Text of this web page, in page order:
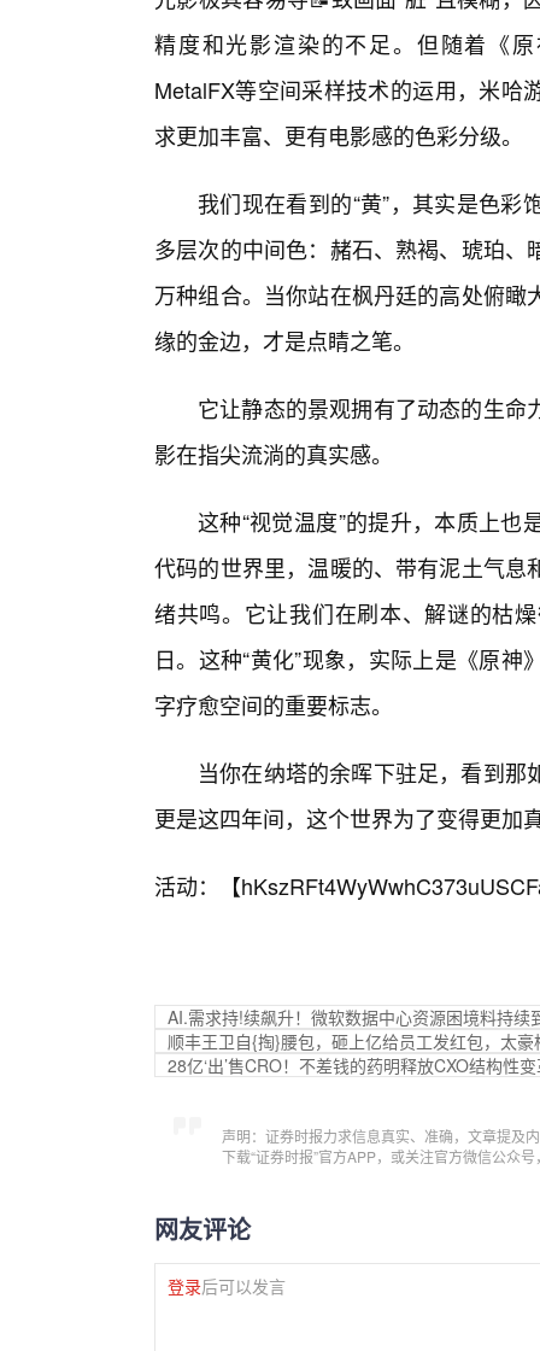
精度和光影渲染的不足。但随着《
MetalFX等空间采样技术的运用，米哈
求更加丰富、更有电影感的色彩分级。
我们现在看到的“黄”，其实是色
多层次的中间色：赭石、熟褐、琥珀
万种组合。当你站在枫丹廷的高处俯
缘的金边，才是点睛之笔。
它让静态的景观拥有了动态的生
影在指尖流淌的真实感。
这种“视觉温度”的提升，本质上
代码的世界里，温暖的、带有泥土气
绪共鸣。它让我们在刷本、解谜的枯
日。这种“黄化”现象，实际上是《原
字疗愈空间的重要标志。
当你在纳塔的余晖下驻足，看到
更是这四年间，这个世界为了变得更加
活动：【
AI.需求持!续飙升！微软数据中心资源困境料持续
顺丰王卫自{掏}腰包，砸上亿给员工发红包，太豪
28亿‘出’售CRO！不差钱的药明释放CXO结构性
声明：证券时报力求信息真实、准确，文章提及
下载“证券时报”官方APP，或关注官方微信公众
网友评论
登录后可以发言